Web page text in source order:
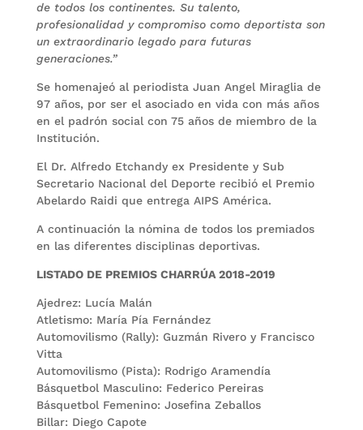
de todos los continentes. Su talento,
profesionalidad y compromiso como deportista son
un extraordinario legado para futuras
generaciones.”
Se homenajeó al periodista Juan Angel Miraglia de
97 años, por ser el asociado en vida con más años
en el padrón social con 75 años de miembro de la
Institución.
El Dr. Alfredo Etchandy ex Presidente y Sub
Secretario Nacional del Deporte recibió el Premio
Abelardo Raidi que entrega AIPS América.
A continuación la nómina de todos los premiados
en las diferentes disciplinas deportivas.
LISTADO DE PREMIOS CHARRÚA 2018-2019
Ajedrez: Lucía Malán
Atletismo: María Pía Fernández
Automovilismo (Rally): Guzmán Rivero y Francisco
Vitta
Automovilismo (Pista): Rodrigo Aramendía
Básquetbol Masculino: Federico Pereiras
Básquetbol Femenino: Josefina Zeballos
Billar: Diego Capote